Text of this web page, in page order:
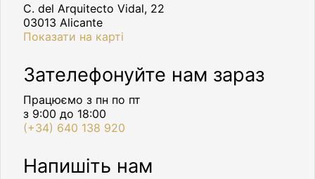
C. del Arquitecto Vidal, 22
03013 Alicante
Показати на карті
Зателефонуйте нам зараз
Працюємо з пн по пт
з 9:00 до 18:00
(+34) 640 138 920
Напишіть нам